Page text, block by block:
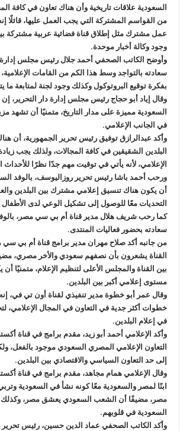
السعودية علاقات تاريخية وأن هناك تعاون في كافة
من القواسم المشتركة التي يجب العمل عليها، قائلًا
عمل مشترك مثل إطلاق قناة فضائية عربية مشتركة
وجود وكالة أخبار موحدة.
وأوضح الكاتب الصحفي أحمد جلال رئيس مجلس إدارة
سعادته بالتواجد وسط هذا الكم من القامات
بفكرة توقيع البروتوكول وكذلك وجود لجنة لمتابعة ما
وقال إياد أبو حجاج رئيس مجلس إدارة دار التحرير، إن
السعودية مميزة على مدار التاريخ، متمنيًا أن تشهد
في الجانب الإعلامي.
وأكد عبدالرازق توفيق رئيس تحرير الجمهورية، أن
البلدين الشقيقين في كافة المجالات، ولذلك يجب
الإعلامي، لأنه يأتي في توقيت مهم جدًا نظرًا للأحداث
ورحب أحمد باشا رئيس تحرير روزاليوسف، بالوفد
أن يكون هناك تنسيق إعلامي مشترك بين البلدين
التحديات معًا للوصول إلى تشكيل الوعي لدى الأطفال
كما رحب شريف هلال مدير قناة أم بي سي مصر،
سعادته بحضور فعاليات المنتدى.
من جانبه أكد صلاح مهران مدير برامج قناة أم بي سي
القناة يشعرون بأن نصفهم سعودي والأخر مصري،
بين القناة والمجلس الأعلى لتنظيم الإعلام، متمنيًا
مستوى إعلامي أكبر بين البلدين.
وقال عمر أبو خطوة مدير تنفيذي لقناة أون تي في،
خطوات أكثر جدية في التعاون في المجال الإعلامي،
في إعلام البلدين.
وأكد الإعلامي أحمد أبو زيد، مقدم برامج في قناة
التعاون الإعلامي المصري السعودي موجود بالفعل،
إلى حد التعاون السياسي والاقتصادي بين البلدين.
وقال الإعلامي همام مجاهد، مقدم برامج في قناة
ابنًا لمصر والسعودية معًا كونه نشأ في السعودية
مصر، مضيفًا أن الشعب السعودي يعشق مصر، وكذلك
السعودية في قلوبهم.
وأكد الكاتب الصحفي عماد الدين حسين، رئيس